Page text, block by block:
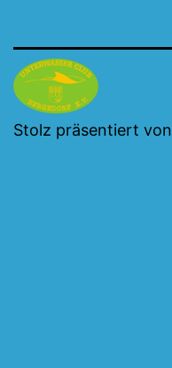
Stolz präsentiert von